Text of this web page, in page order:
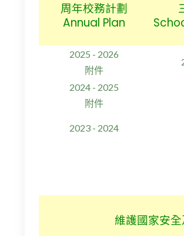
周年校務計劃
Annual Plan
2025 - 2026
附件
2024 - 2025
附件
2023 - 2024
維護國家安